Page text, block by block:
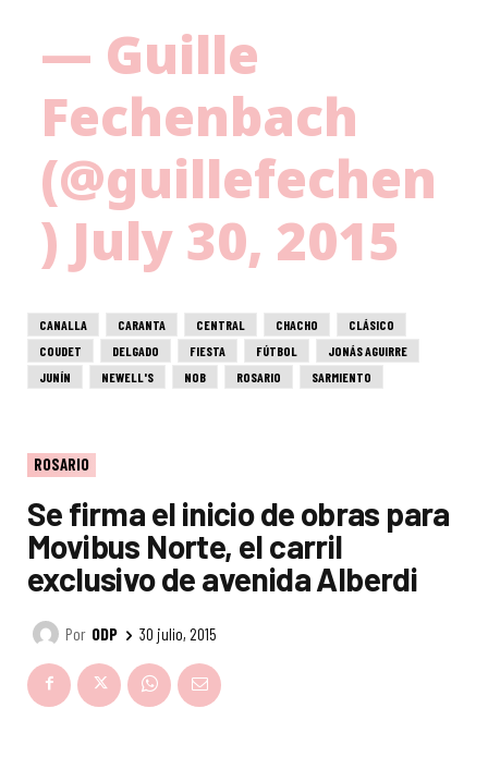
— Guille
Fechenbach
(@guillefechen
) July 30, 2015
CANALLA CARANTA CENTRAL CHACHO
CLÁSICO
COUDET
DELGADO FIESTA FÚTBOL
JONÁS AGUIRRE
JUNÍN
NEWELL'S NOB ROSARIO SARMIENTO